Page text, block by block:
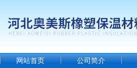
网站首页 公司简介